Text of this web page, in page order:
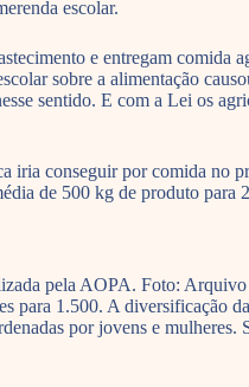
escolar.
e entregam
sobre a alimentação
sentido. E com a Lei os
conseguir por comida no
de 500 kg de produto
pela AOPA. Foto:
para 1.500. A diversificação
por jovens e